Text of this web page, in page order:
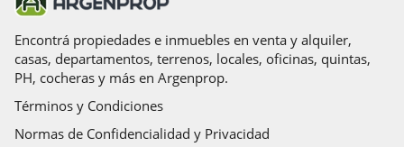
Encontrá propiedades e inmuebles en venta y alquiler,
casas, departamentos, terrenos, locales, oficinas, quintas,
PH, cocheras y más en Argenprop.
Términos y Condiciones
Normas de Confidencialidad y Privacidad